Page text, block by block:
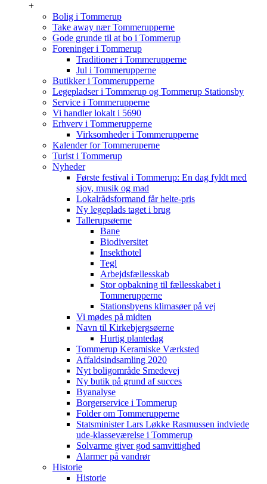
+
Bolig i Tommerup
Take away nær Tommerupperne
Gode grunde til at bo i Tommerup
Foreninger i Tommerup
Traditioner i Tommerupperne
Jul i Tommerupperne
Butikker i Tommerupperne
Legepladser i Tommerup og Tommerup Stationsby
Service i Tommerupperne
Vi handler lokalt i 5690
Erhverv i Tommerupperne
Virksomheder i Tommerupperne
Kalender for Tommeruperne
Turist i Tommerup
Nyheder
Første festival i Tommerup: En dag fyldt med
sjov, musik og mad
Lokalrådsformand får helte-pris
Ny legeplads taget i brug
Tallerupsøerne
Bane
Biodiversitet
Insekthotel
Tegl
Arbejdsfællesskab
Stor opbakning til fællesskabet i
Tommerupperne
Stationsbyens klimasøer på vej
Vi mødes på midten
Navn til Kirkebjergsøerne
Hurtig plantedag
Tommerup Keramiske Værksted
Affaldsindsamling 2020
Nyt boligområde Smedevej
Ny butik på grund af succes
Byanalyse
Borgerservice i Tommerup
Folder om Tommerupperne
Statsminister Lars Løkke Rasmussen indviede
ude-klasseværelse i Tommerup
Solvarme giver god samvittighed
Alarmer på vandrør
Historie
Historie